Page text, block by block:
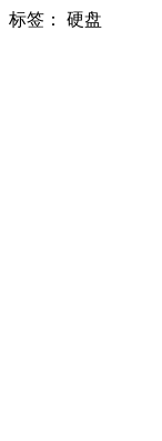
标签： 硬盘